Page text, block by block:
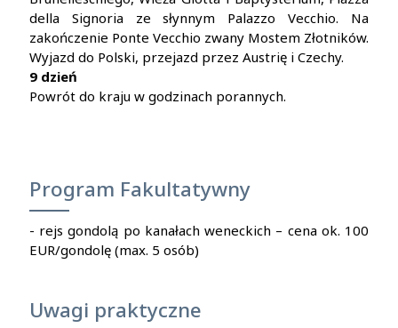
della Signoria ze słynnym Palazzo Vecchio. Na
zakończenie Ponte Vecchio zwany Mostem Złotników.
Wyjazd do Polski, przejazd przez Austrię i Czechy.
9 dzień
Powrót do kraju w godzinach porannych.
Program Fakultatywny
- rejs gondolą po kanałach weneckich – cena ok. 100
EUR/gondolę (max. 5 osób)
Uwagi praktyczne